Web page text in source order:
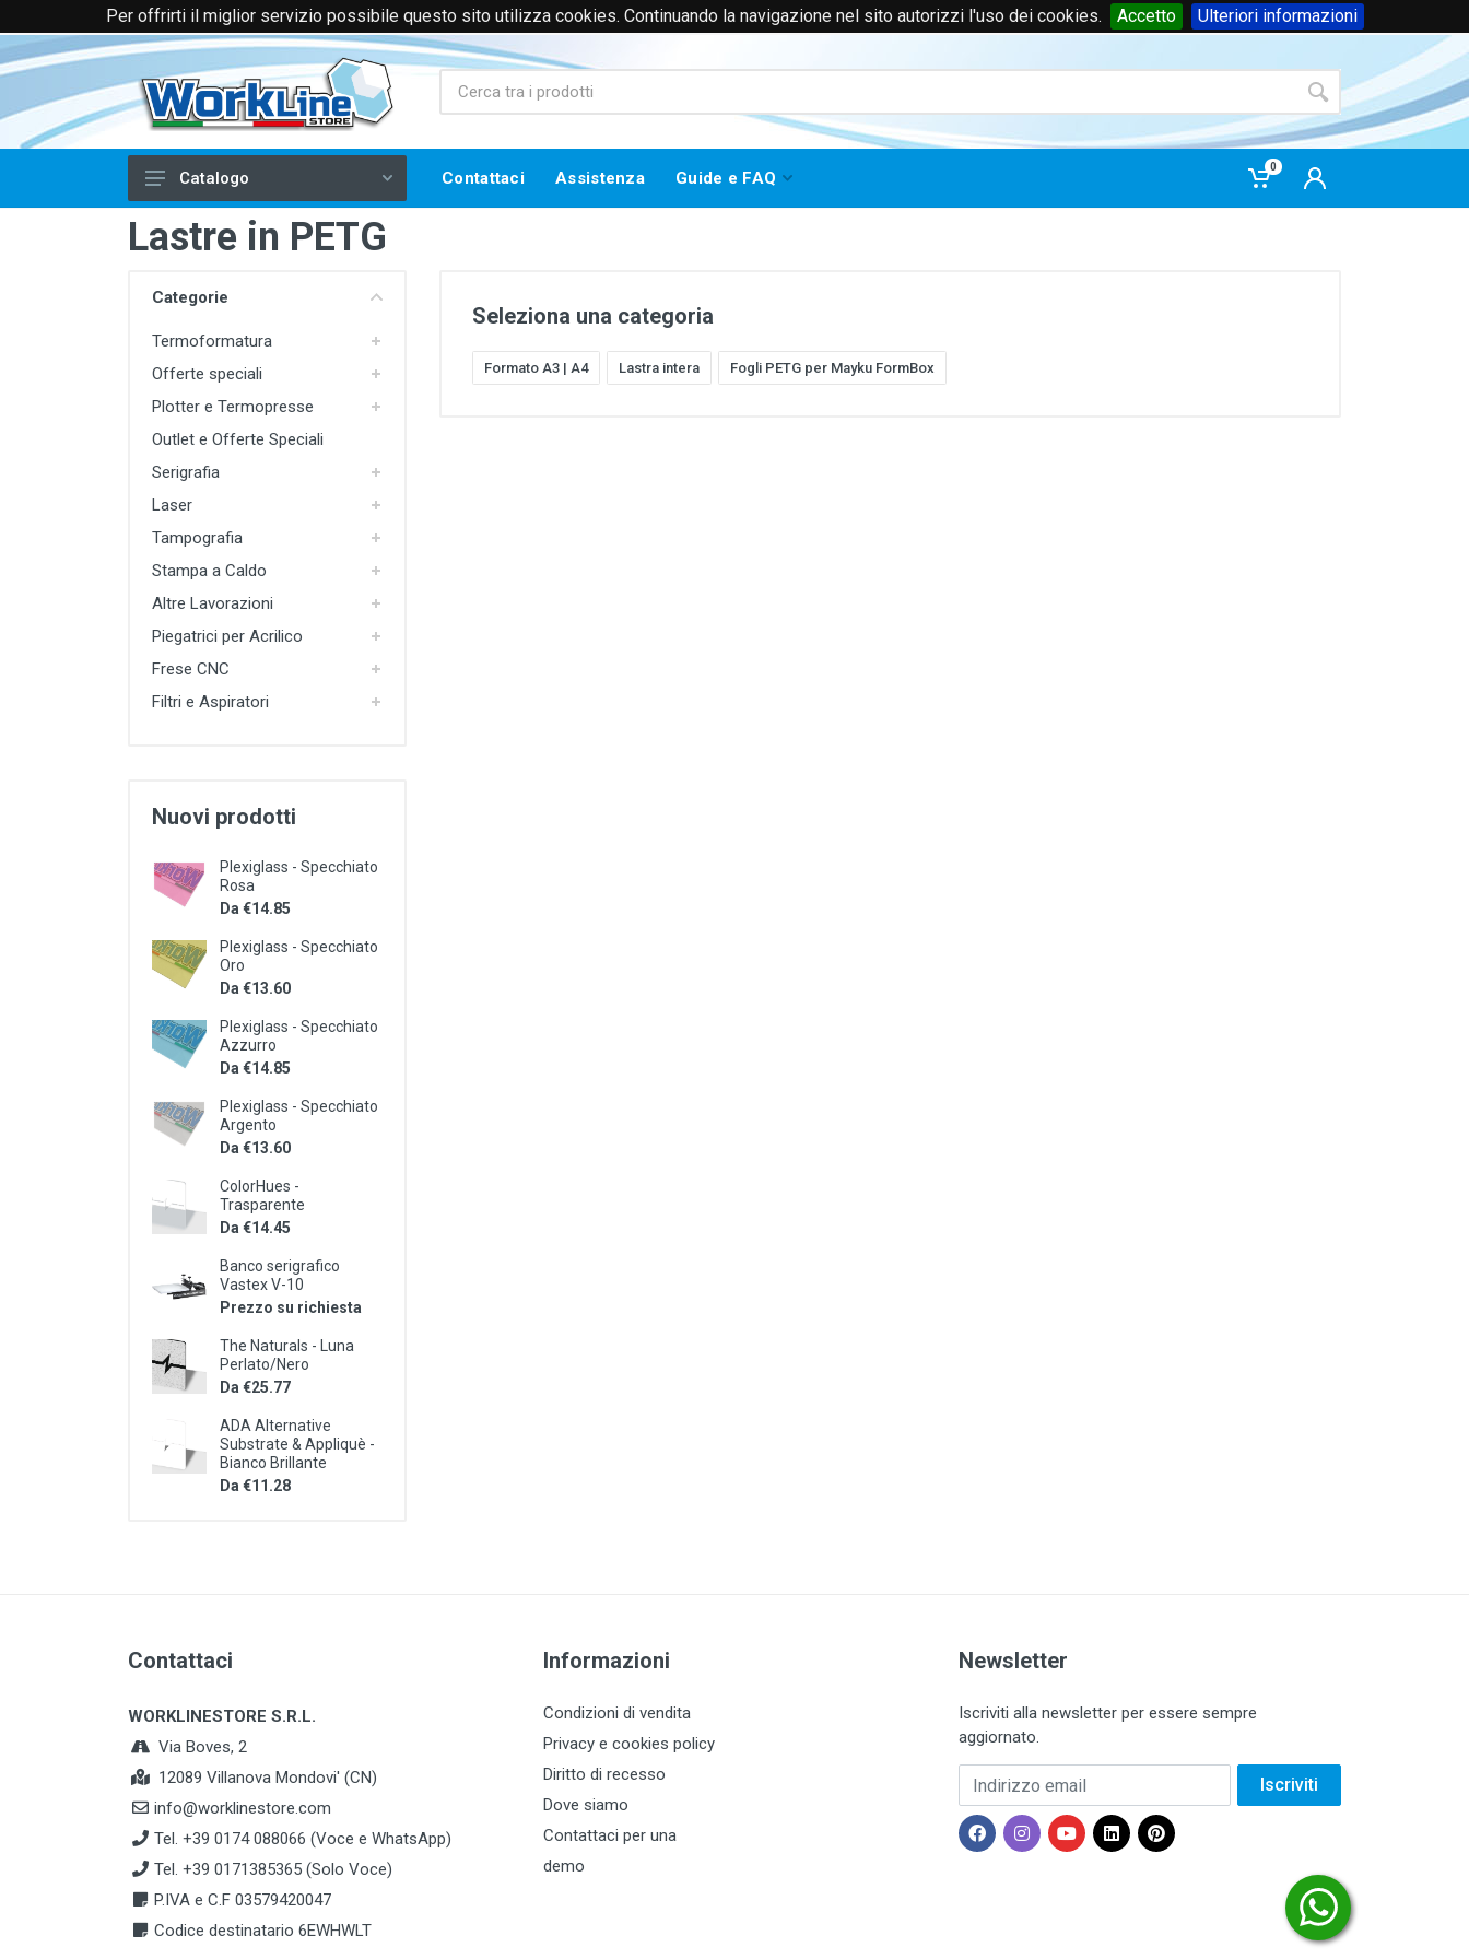
Per offrirti il miglior servizio possibile questo sito utilizza cookies. Continuando la navigazione nel sito autorizzi l'uso dei cookies. Accetto Ulteriori informazioni
+39 0174 088066 (Voce e WhatsApp) +39 0171385365 (Solo Voce) info@worklinestore.com Accedi oregistrati
Laser
Piegatrici per Acrilico
Frese CNC
Serigrafia
Tampografia
Plotter e Termopresse
Termoformatura
Altre Lavorazioni
Catalogo Contattaci Assistenza Guide e FAQ
0
Lastre in PETG
Categorie
Termoformatura
Offerte speciali
Plotter e Termopresse
Outlet e Offerte Speciali
Serigrafia
Laser
Tampografia
Stampa a Caldo
Altre Lavorazioni
Piegatrici per Acrilico
Frese CNC
Filtri e Aspiratori
Nuovi prodotti
Plexiglass - Specchiato
Rosa
Da €14.85
Plexiglass - Specchiato
Oro
Da €13.60
Plexiglass - Specchiato
Azzurro
Da €14.85
Plexiglass - Specchiato
Argento
Da €13.60
ColorHues -
Trasparente
Da €14.45
Banco serigrafico
Vastex V-10
Prezzo su richiesta
The Naturals - Luna
Perlato/Nero
Da €25.77
ADA Alternative
Substrate & Appliquè -
Bianco Brillante
Da €11.28
Seleziona una categoria
Formato A3 | A4 Lastra intera Fogli PETG per Mayku FormBox
Contattaci
WORKLINESTORE S.R.L.
Via Boves, 2
12089 Villanova Mondovi' (CN)
info@worklinestore.com
Tel. +39 0174 088066 (Voce e WhatsApp)
Tel. +39 0171385365 (Solo Voce)
P.IVA e C.F 03579420047
Codice destinatario 6EWHWLT
Informazioni
Condizioni di vendita
Privacy e cookies policy
Diritto di recesso
Dove siamo
Contattaci per una
demo
Newsletter
Iscriviti alla newsletter per essere sempre
aggiornato.
Indirizzo email Iscriviti